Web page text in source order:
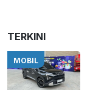
TERKINI
MOBIL